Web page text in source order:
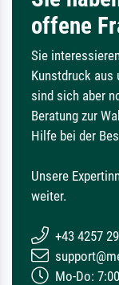
offene
Sie
Kunstdruck aus
sind sich aber
Beratung zur
Hilfe bei der
Unsere
weiter.
+43 4257
Mo-Do: